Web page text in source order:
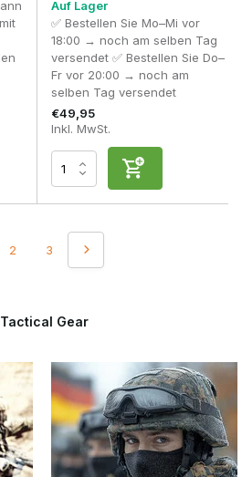
Durchschnitt
Ja
einen Combat Belt nicht
besser über den Körper
die Schultern, schafft zusätzlichen
schneller griffbereit bleiben.
sieht wie folgt aus:
Kampfgürtel Plattenträger
Auf Lager
✅ Bestellen Sie Mo–Mi vor
18:00 → noch am selben Tag
versendet ✅ Bestellen Sie Do–
Fr vor 20:00 → noch am
selben Tag versendet
€49,95
Inkl. MwSt.
2 3
Gear